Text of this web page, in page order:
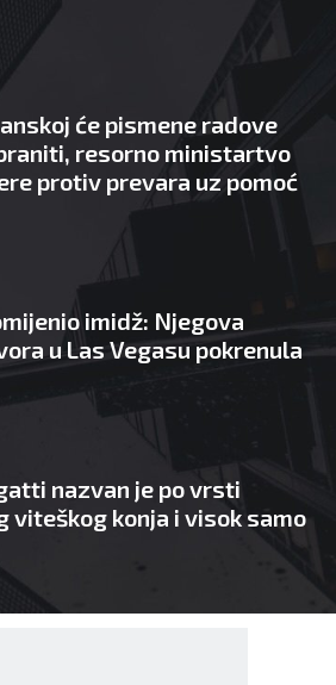
će pismene radove
resorno ministartvo
protiv prevara uz pomoć
imidž: Njegova
u Las Vegasu pokrenula
nazvan je po vrsti
viteškog konja i visok samo